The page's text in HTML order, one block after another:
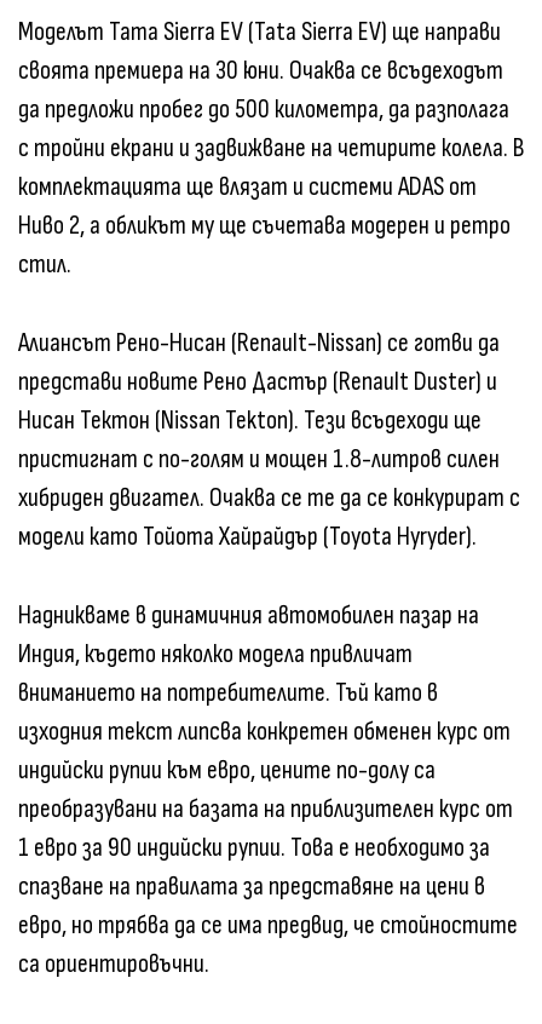
Моделът Тата Sierra EV (Tata Sierra EV) ще направи
своята премиера на 30 юни. Очаква се всъдеходът
да предложи пробег до 500 километра, да разполага
с тройни екрани и задвижване на четирите колела. В
комплектацията ще влязат и системи ADAS от
Ниво 2, а обликът му ще съчетава модерен и ретро
стил.
Алиансът Рено-Нисан (Renault-Nissan) се готви да
представи новите Рено Дастър (Renault Duster) и
Нисан Тектон (Nissan Tekton). Тези всъдеходи ще
пристигнат с по-голям и мощен 1.8-литров силен
хибриден двигател. Очаква се те да се конкурират с
модели като Тойота Хайрайдър (Toyota Hyryder).
Надникваме в динамичния автомобилен пазар на
Индия, където няколко модела привличат
вниманието на потребителите. Тъй като в
изходния текст липсва конкретен обменен курс от
индийски рупии към евро, цените по-долу са
преобразувани на базата на приблизителен курс от
1 евро за 90 индийски рупии. Това е необходимо за
спазване на правилата за представяне на цени в
евро, но трябва да се има предвид, че стойностите
са ориентировъчни.